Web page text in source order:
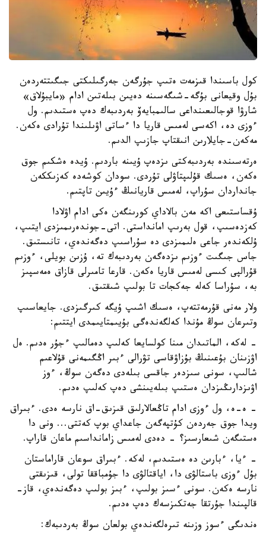
كول باسىندا قىزمەت ەتىپ جۇرگەن جەرگىلىكتى جىگىتتەردەن
بۇل وقيعانى بۇگە-شىگەسىنە دەيىن بىلەتىن ادام «مايبۇلاق»
شارۋا قوجالىعىنداعى سالىمبايەۆ بەردىبەك دەپ ەستىدىم. ول
ءوزى دە، اكەسى لەمىس قاريا دا ءساتى اۋىلىندا تۇرادى ەكەن.
مەكەن-جايلارىن انىقتاپ جازىپ الدىم.
ەرتەسىندە بەردىبەكتى ىزدەپ ۇيىنە باردىم. ۇيدە ەشكىم جوق
ەكەن، ەسىك قۇلىپتاۋلى تۇردى. سودان كوشەدە كەزىككەن
جانداردان سۇراپ، لەمىس قاريانىڭ ءۇيىن تاپتىم.
ۇقساستىعى اكە مەن بالاداي كورىنگەن ەكى ادام اۋلادا
كەزدەسىپ، قول بەرىپ امانداستى. اتى-جوندەرىمىزدى ايتىپ،
ۇلكەندەر جاعى ەلىمىزدى دە سۇراسىپ دەگەندەي، تانىستىق.
جاس جىگىت ءوزىم ىزدەگەن بەردىبەك تە، ۇزىن بويلى، ءوزىم
قۇرالپى كىسى لەمىس قاريا ەكەن. قارعا تامىرلى قازاق ەمەسپىز
بە، سۇراسا كەلە جەكجات تا بولىپ شىقتىق.
ولار مەنى قۇرمەتتەپ، ەسىك اشىپ ۇيگە كىرگىزدى. جايعاسىپ
وتىرعان سوڭ مۇندا كەلگەندەگى بۇيىمتايىمدى ايتتىم:
- لەكە، الماتىدان مىنا كولسايعا كەلىپ دەمالىپ ءجۇر ەدىم. ەل
اۋزىنان بۇعىنىڭ بۇزاۋقاسى تۋرالى ءبىر اڭگىمەنى قۇلاعىم
شالىپ، سونى سىزدەر جاقسى بىلەدى دەگەن سوڭ، ءوز
اۋىزدارىڭىزدان ەستىپ بىلەيىنشى دەپ كەلىپ ەدىم.
- ە-ە، ول ءوزى ادام تاڭعالارلىق قىزىق-اق نارسە ەدى. ءبىراق
ويدا جوق جەردەن كۇتپەگەن جاعداي بوپ كەتتى... ونى دا
ەستىگەن شىعارسىز؟ - دەدى لەمىس زامانداسىم ماعان قاراپ.
- ءيا، ءبارىن دە ەستىدىم، لەكە. ءبىراق سوعان قاراماستان
بۇل ءوزى باستالۋى دا، اياقتالۋى دا جۇمباققا تولى، قىزىقتى
نارسە ەكەن. سونى ءسىز بولىپ، ءبىز بولىپ دەگەندەي، قاز-
قالپىندا جۇرتقا جەتكىزسەك دەپ ەدىم.
ەندىگى ءسوز وزىنە تىرەلگەندەي بولعان سوڭ بەردىبەك: